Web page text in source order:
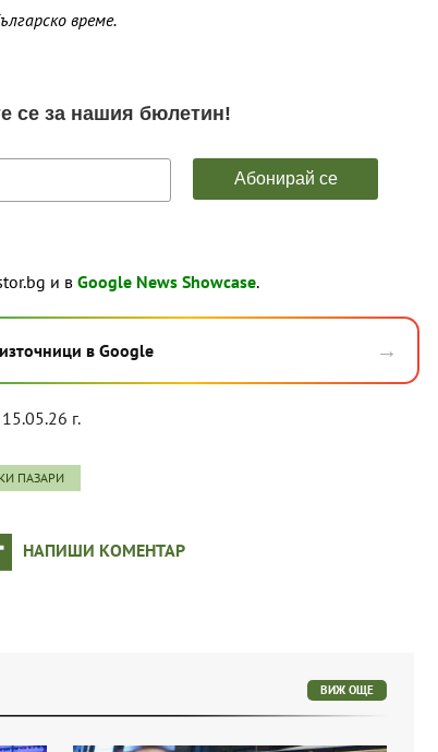
време.
и в Google News Showcase.
в Google →
г.
ПАЗАРИ
НАПИШИ КОМЕНТАР
ВИЖ ОЩЕ